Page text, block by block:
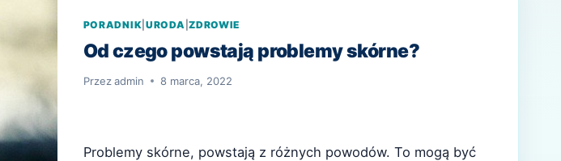
PORADNIK URODA |ZDROWIE
Od czego powstają problemy skórne?
Przez admin 8 marca, 2022
Problemy skórne, powstają z różnych powodów. To mogą być